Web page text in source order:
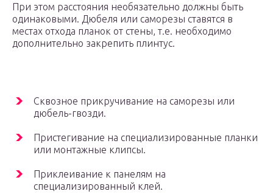
При этом расстояния необязательно должны быть
одинаковыми. Дюбеля или саморезы ставятся в
местах отхода планок от стены, т.е. необходимо
дополнительно закрепить плинтус.
Сквозное прикручивание на саморезы или
дюбель-гвозди.
Пристегивание на специализированные планки
или монтажные клипсы.
Приклеивание к панелям на
специализированный клей.